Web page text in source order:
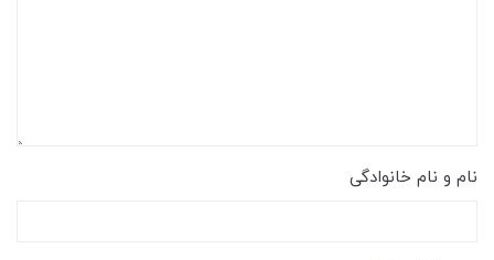
نام و نام خانوادگی